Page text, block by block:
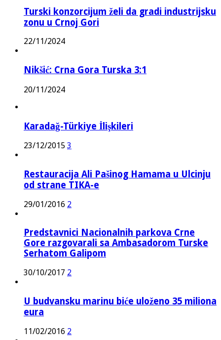
Turski konzorcijum želi da gradi industrijsku
zonu u Crnoj Gori
22/11/2024
Nikšić: Crna Gora Turska 3:1
20/11/2024
Karadağ-Türkiye İlişkileri
23/12/2015 3
Restauracija Ali Pašinog Hamama u Ulcinju
od strane TIKA-e
29/01/2016 2
Predstavnici Nacionalnih parkova Crne
Gore razgovarali sa Ambasadorom Turske
Serhatom Galipom
30/10/2017 2
U budvansku marinu biće uloženo 35 miliona
eura
11/02/2016 2